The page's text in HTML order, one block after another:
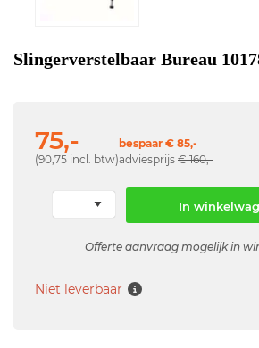
Slingerverstelbaar Bureau
75,-
(90,75 incl. btw)
bespaar € 85,-
adviesprijs € 160,-
In
Offerte aanvraag mogelijk in
Niet leverbaar